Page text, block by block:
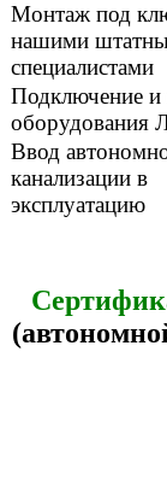
Монтаж под
нашими
специалистами
Подключение и
оборудования
Ввод
канализации в
эксплуатацию